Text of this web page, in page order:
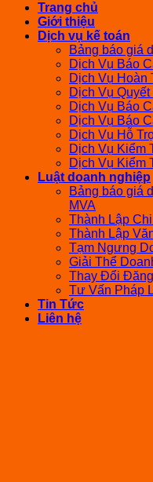
Trang chủ
Giới thiệu
Dịch vụ kế toán
Bảng báo giá
Dịch Vụ Báo
Dịch Vụ Hoàn
Dịch Vụ
Dịch Vụ Báo
Dịch Vụ Báo
Dịch Vụ Hỗ
Dịch Vụ Kiểm
Dịch Vụ Kiểm
Luật doanh nghiệp
Bảng báo giá
MVA
Thành Lập
Thành Lập
Tạm Ngưng
Giải Thể
Thay Đổi
Tư Vấn Pháp
Tin Tức
Liên hệ